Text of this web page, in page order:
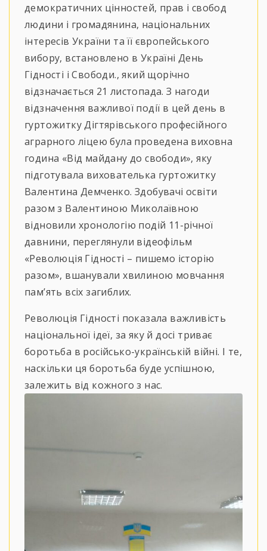
демократичних цінностей, прав і свобод
людини і громадянина, національних
інтересів України та її європейського
вибору, встановлено в Україні День
Гідності і Свободи., який щорічно
відзначається 21 листопада. З нагоди
відзначення важливої події в цей день в
гуртожитку Дігтярівського професійного
аграрного ліцею була проведена виховна
година «Від майдану до свободи», яку
підготувала вихователька гуртожитку
Валентина Демченко. Здобувачі освіти
разом з Валентиною Миколаївною
відновили хронологію подій 11-річної
давнини, переглянули відеофільм
«Революція Гідності – пишемо історію
разом», вшанували хвилиною мовчання
пам’ять всіх загиблих.
Революція Гідності показала важливість
національної ідеї, за яку й досі триває
боротьба в російсько-українській війні. І те,
наскільки ця боротьба буде успішною,
залежить від кожного з нас.